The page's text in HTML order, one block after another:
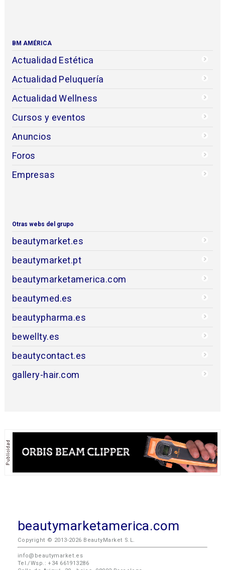
BM AMÉRICA
Actualidad Estética
Actualidad Peluquería
Actualidad Wellness
Cursos y eventos
Anuncios
Foros
Empresas
Otras webs del grupo
beautymarket.es
beautymarket.pt
beautymarketamerica.com
beautymed.es
beautypharma.es
bewellty.es
beautycontact.es
gallery-hair.com
beautymarketamerica.com
Copyright © 2013-2026 BeautyMarket S.L.
info@beautymarket.es
Tel./Wsp.: +34 661913286